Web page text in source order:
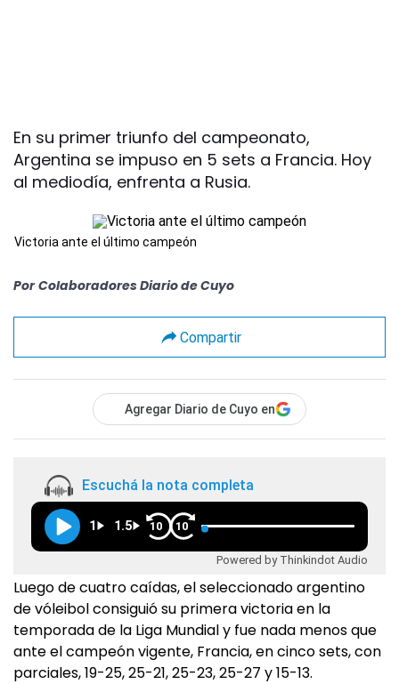
En su primer triunfo del campeonato,
Argentina se impuso en 5 sets a Francia. Hoy
al mediodía, enfrenta a Rusia.
Victoria ante el último campeón
Por Colaboradores Diario de Cuyo
Compartir
Agregar Diario de Cuyo en
Escuchá la nota completa
1 1.5 10 10
Powered by Thinkindot Audio
Luego de cuatro caídas, el seleccionado argentino
de vóleibol consiguió su primera victoria en la
temporada de la Liga Mundial y fue nada menos que
ante el campeón vigente, Francia, en cinco sets, con
parciales, 19-25, 25-21, 25-23, 25-27 y 15-13.